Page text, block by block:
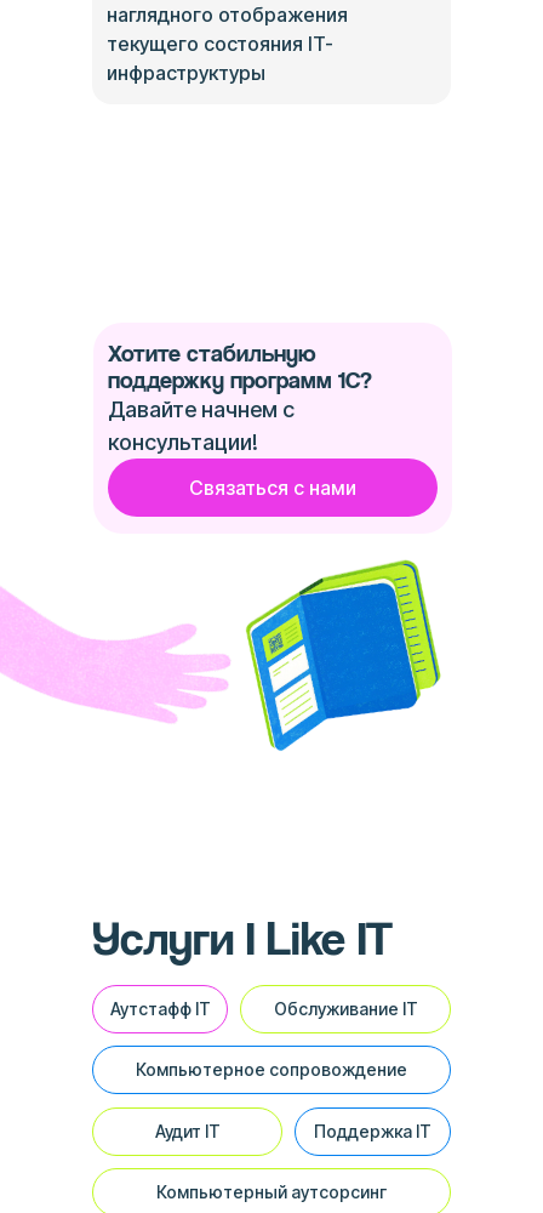
наглядного отображения
текущего состояния IT-
инфраструктуры
Хотите стабильную
поддержку программ 1С?
Давайте начнем с
консультации!
Связаться с нами
Услуги I Like IT
Компьютерный аутсорсинг
Поддержка IT
Аудит IT
Обслуживание IT
Компьютерное сопровождение
Аутстафф IT